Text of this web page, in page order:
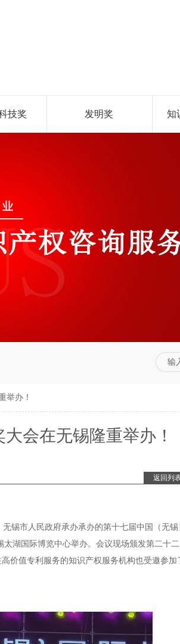
技奖 发明奖 知
举办！
会在无锡隆重举办！
返回列
市人民政府承办承办的第十七届中国（无锡
湖国际博览中心举办。会议现场颁发第二十
价值专利服务的知识产权服务机构也受邀参加